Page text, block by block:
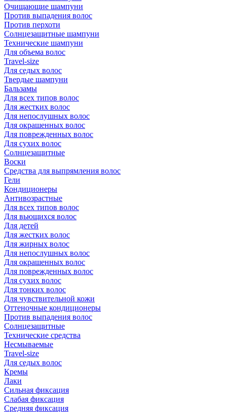
Очищающие шампуни
Против выпадения волос
Против перхоти
Солнцезащитные шампуни
Технические шампуни
Для объема волос
Travel-size
Для седых волос
Твердые шампуни
Бальзамы
Для всех типов волос
Для жестких волос
Для непослушных волос
Для окрашенных волос
Для поврежденных волос
Для сухих волос
Солнцезащитные
Воски
Средства для выпрямления волос
Гели
Кондиционеры
Антивозрастные
Для всех типов волос
Для вьющихся волос
Для детей
Для жестких волос
Для жирных волос
Для непослушных волос
Для окрашенных волос
Для поврежденных волос
Для сухих волос
Для тонких волос
Для чувствительной кожи
Оттеночные кондиционеры
Против выпадения волос
Солнцезащитные
Технические средства
Несмываемые
Travel-size
Для седых волос
Кремы
Лаки
Сильная фиксация
Слабая фиксация
Средняя фиксация